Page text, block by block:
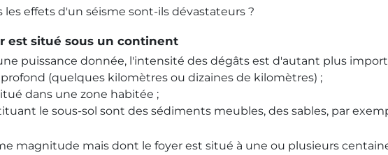
effets d'un séisme sont-ils dévastateurs ?
est situé sous un continent
puissance donnée, l'intensité des dégâts est d'autant plus
(quelques kilomètres ou dizaines de kilomètres) ;
dans une zone habitée ;
le sous-sol sont des sédiments meubles, des sables, par
magnitude mais dont le foyer est situé à une ou plusieurs